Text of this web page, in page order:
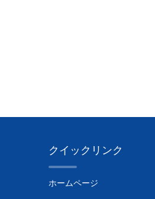
クイックリンク
ホームページ